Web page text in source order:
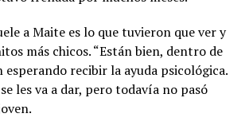
a Maite es lo que tuvieron que ver y
más chicos. “Están bien, dentro de
recibir la ayuda psicológica.
les va a dar, pero todavía no pasó